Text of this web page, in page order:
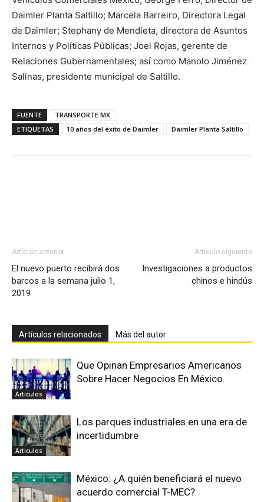
Daimler Planta Saltillo; Marcela Barreiro, Directora Legal
de Daimler; Stephany de Mendieta, directora de Asuntos
Internos y Políticas Públicas; Joel Rojas, gerente de
Relaciones Gubernamentales; así como Manolo Jiménez
Salinas, presidente municipal de Saltillo.
FUENTE
TRANSPORTE MX
ETIQUETAS
10 años del éxito de Daimler Daimler Planta Saltillo
Artículo anterior
El nuevo puerto recibirá dos
barcos a la semana julio 1,
2019
Artículo siguiente
Investigaciones a productos
chinos e hindús
Artículos relacionados Más del autor
Articulos
Que Opinan Empresarios Americanos
Sobre Hacer Negocios En México.
Articulos
Los parques industriales en una era de
incertidumbre
México: ¿A quién beneficiará el nuevo
acuerdo comercial T-MEC?